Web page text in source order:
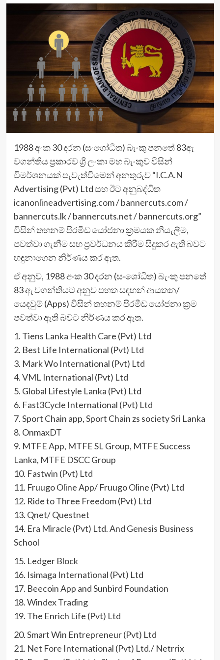
1988 අංක 30 දරන (සංශෝධිත) බැංකු පනතේ 83ඇ
වගන්තිය ප්‍රකාරව ශ්‍රී ලංකා මහ බැංකුව විසින්
විමර්ශනයක් පැවැත්වීමෙන් අනතුරුව “I.C.A.N
Advertising (Pvt) Ltd සහ ඊට අනුබද්ධිත
icanonlineadvertising.com / bannercuts.com /
bannercuts.lk / bannercuts.net / bannercuts.org”
විසින් තහනම් පිරමීඩ යෝජනා ක්‍රමයක නියැලීම,
පවත්වා ගැනීම සහ ප්‍රවර්ධනය කිරීම සිදුකර ඇති බවට
හඳුනාගෙන නිර්ණය කර ඇත.
ඒ අනුව, 1988 අංක 30 දරන (සංශෝධිත) බැංකු පනතේ
83 ඇ වගන්තියට අනුව පහත සඳහන් ආයතන/
යෙදවුම් (Apps) විසින් තහනම් පිරමීඩ යෝජනා ක්‍රම
පවත්වා ඇති බවට නිර්ණය කර ඇත.
1. Tiens Lanka Health Care (Pvt) Ltd
2. Best Life International (Pvt) Ltd
3. Mark Wo International (Pvt) Ltd
4. VML International (Pvt) Ltd
5. Global Lifestyle Lanka (Pvt) Ltd
6. Fast3Cycle International (Pvt) Ltd
7. Sport Chain app, Sport Chain zs society Sri Lanka
8. OnmaxDT
9. MTFE App, MTFE SL Group, MTFE Success
Lanka, MTFE DSCC Group
10. Fastwin (Pvt) Ltd
11. Fruugo Oline App/ Fruugo Oline (Pvt) Ltd
12. Ride to Three Freedom (Pvt) Ltd
13. Qnet/ Questnet
14. Era Miracle (Pvt) Ltd. And Genesis Business
School
15. Ledger Block
16. Isimaga International (Pvt) Ltd
17. Beecoin App and Sunbird Foundation
18. Windex Trading
19. The Enrich Life (Pvt) Ltd
20. Smart Win Entrepreneur (Pvt) Ltd
21. Net Fore International (Pvt) Ltd./ Netrrix